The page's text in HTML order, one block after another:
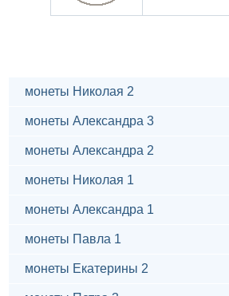
монеты Николая 2
монеты Александра 3
монеты Александра 2
монеты Николая 1
монеты Александра 1
монеты Павла 1
монеты Екатерины 2